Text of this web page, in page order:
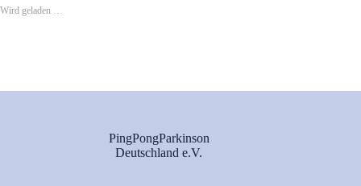
Wird geladen …
PingPongParkinson
Deutschland e.V.